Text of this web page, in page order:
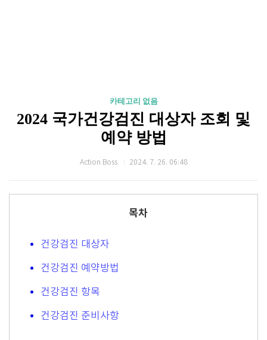
카테고리 없음
2024 국가건강검진 대상자 조회 및
예약 방법
Action Boss 2024. 7. 26. 06:48
목차
건강검진 대상자
건강검진 예약방법
건강검진 항목
건강검진 준비사항